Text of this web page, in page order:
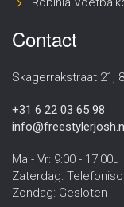
Contact
Skagerrakstraat 21,
+31 6 22 03 65 98
Ma - Vr: 9:00 - 17:00u
Zaterdag:
Zondag: Gesloten